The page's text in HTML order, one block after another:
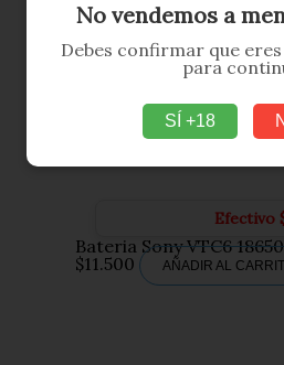
Efectivo
Bateria Sony VTC6 18650
$11.500 AÑADIR AL
No vendemos a
Debes confirmar que
para
SÍ +18